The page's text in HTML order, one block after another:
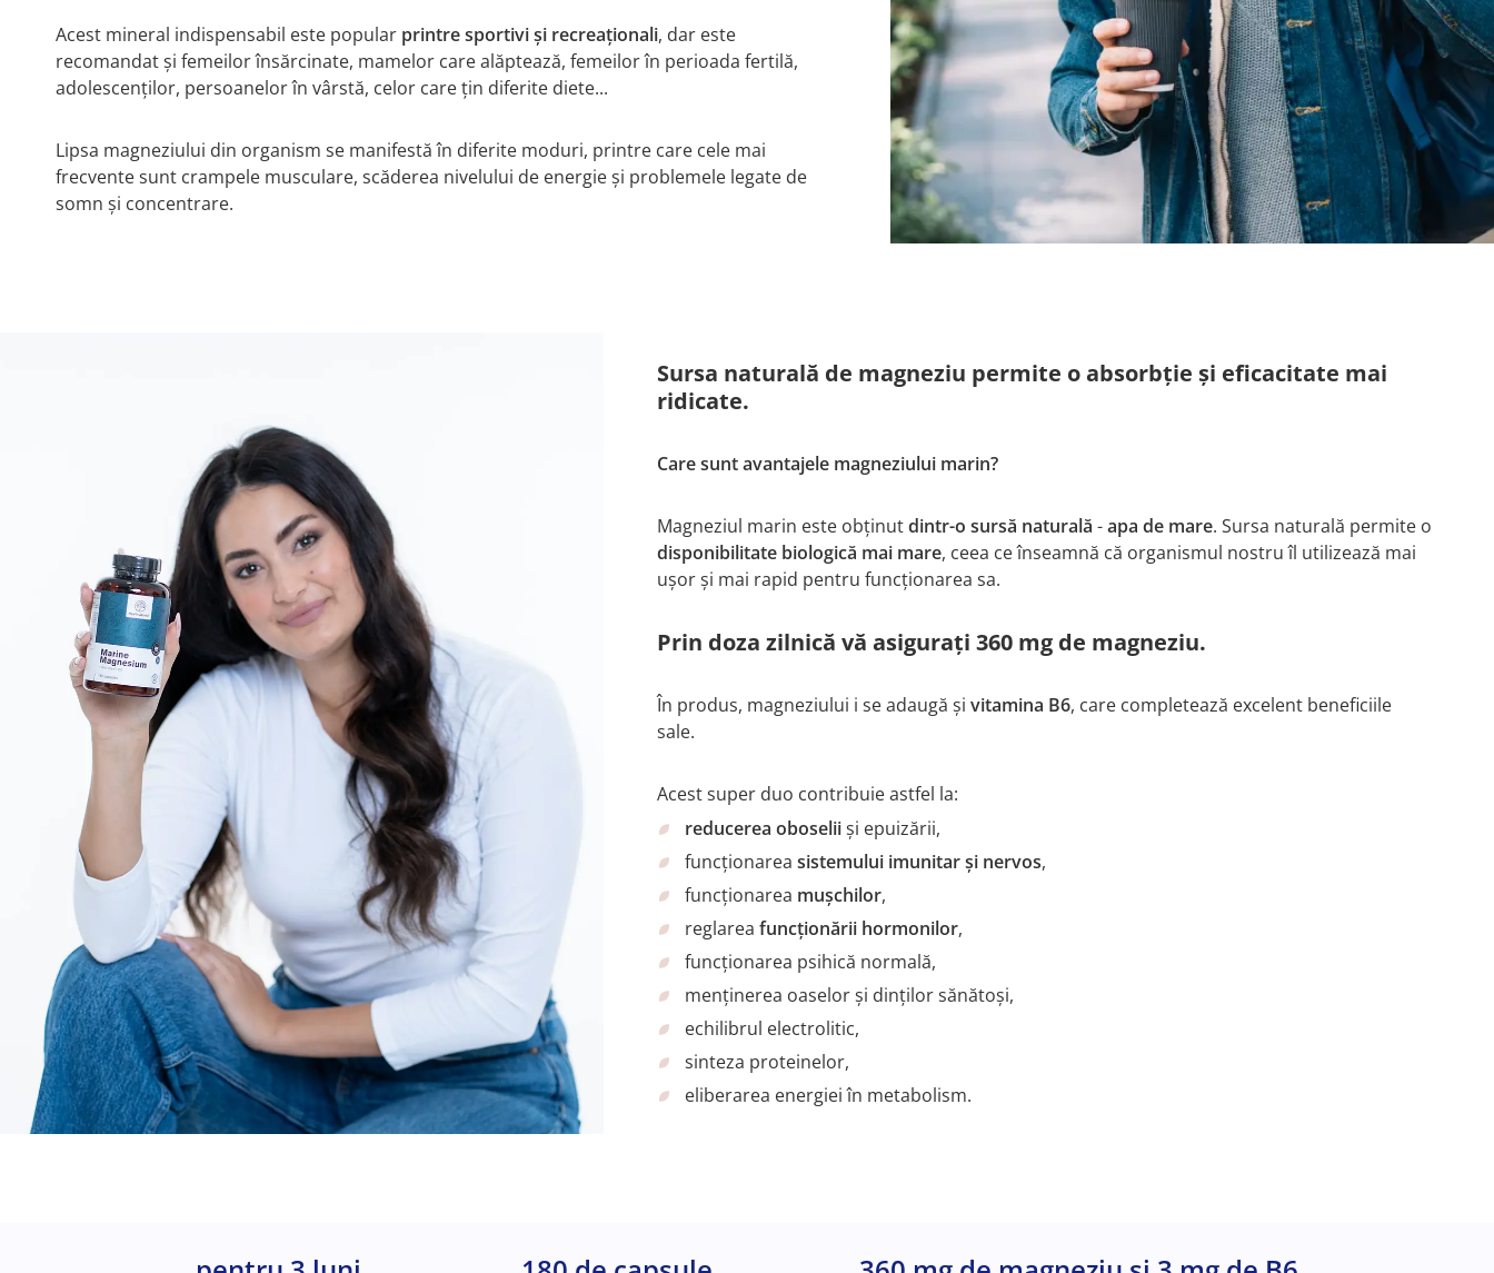
Acest mineral indispensabil este popular printre sportivi și recreaționali, dar este
recomandat și femeilor însărcinate, mamelor care alăptează, femeilor în perioada fertilă,
adolescenților, persoanelor în vârstă, celor care țin diferite diete...
Lipsa magneziului din organism se manifestă în diferite moduri, printre care cele mai
frecvente sunt crampele musculare, scăderea nivelului de energie și problemele legate de
somn și concentrare.
Sursa naturală de magneziu permite o absorbție și eficacitate mai
ridicate.
Care sunt avantajele magneziului marin?
Magneziul marin este obținutdintr-o sursă naturală -apa de mare. Sursa naturală permite o
disponibilitate biologică mai mare, ceea ce înseamnă că organismul nostru îl utilizează mai
ușor și mai rapid pentru funcționarea sa.
Prin doza zilnică vă asigurați 360 mg de magneziu.
În produs, magneziului i se adaugă șivitamina B6, care completează excelent beneficiile
sale.
Acest super duo contribuie astfel la:
reducerea oboseliiși epuizării,
funcționareasistemului imunitar și nervos,
funcționarea mușchilor,
reglareafuncționării hormonilor,
funcționarea psihică normală,
menținerea oaselor și dinților sănătoși,
echilibrul electrolitic,
sinteza proteinelor,
eliberarea energiei în metabolism.